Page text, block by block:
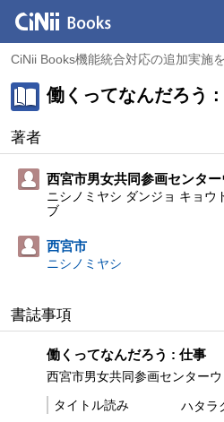
CiNii Books機能統合対応の追加実施
働くってなんだろう :
著者
西宮市男女共同参画センタ
ニシノミヤシ ダンジョ キョウ
ブ
西宮市
ニシノミヤシ
書誌事項
働くってなんだろう : 仕事
西宮市男女共同参画センター
タイトル読み
ハタラ